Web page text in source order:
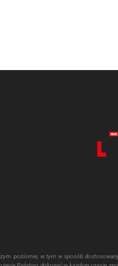
poziomie, w tym w sposób